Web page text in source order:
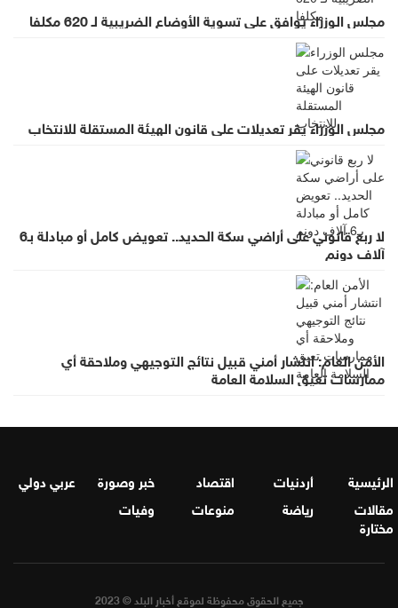
مجلس الوزراء يوافق على تسوية الأوضاع الضريبية لـ 620 مكلفا
مجلس الوزراء يقر تعديلات على قانون الهيئة المستقلة للانتخاب
لا ربع قانوني على أراضي سكة الحديد.. تعويض كامل أو مبادلة بـ6
آلاف دونم
الأمن العام: انتشار أمني قبيل نتائج التوجيهي وملاحقة أي
ممارسات تعيق السلامة العامة
الرئيسية أردنيات اقتصاد خبر وصورة
عربي دولي
مقالات
مختارة
رياضة منوعات وفيات
جميع الحقوق محفوظة لموقع أخبار البلد © 2023